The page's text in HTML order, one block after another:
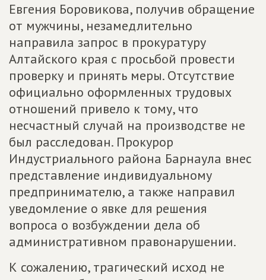
Евгения Боровикова, получив обращение
от мужчины, незамедлительно
направила запрос в прокуратуру
Алтайского края с просьбой провести
проверку и принять меры. Отсутствие
официально оформленных трудовых
отношений привело к тому, что
несчастный случай на производстве не
был расследован. Прокурор
Индустриального района Барнаула внес
представление индивидуальному
предпринимателю, а также направил
уведомление о явке для решения
вопроса о возбуждении дела об
административном правонарушении.
К сожалению, трагический исход не